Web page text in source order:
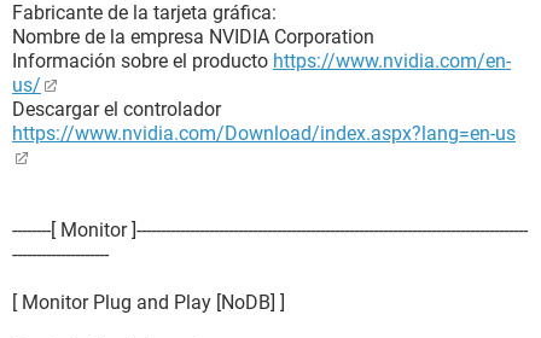
Tipo de conector interno 9 Pin Dual Inline (pin 10 cut)
Tipo de conector externo DB-9 pin male
[ Conectores de puertos / LPT1 ]
Propiedades del conector del puerto:
Tipo de puerto Parallel Port ECP/EPP
Tipo de conector externo DB-25 pin female
Fabricante de la tarjeta gráfica:
Nombre de la empresa NVIDIA Corporation
Información sobre el producto https://www.nvidia.com/en-
us/
Descargar el controlador
https://www.nvidia.com/Download/index.aspx?lang=en-us
--------[ Monitor ]---------------------------------------------------------------------------------
--------------------
[ Monitor Plug and Play [NoDB] ]